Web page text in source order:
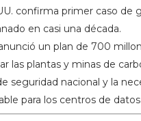
confirma primer caso de
en casi una década.
un plan de 700
las plantas y minas de
seguridad nacional y la
para los centros de